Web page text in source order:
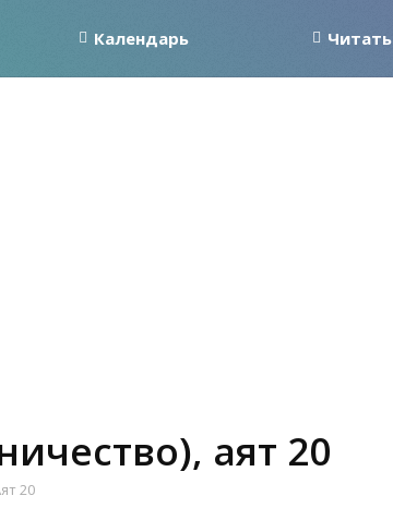
Календарь Читать
аят 20
20